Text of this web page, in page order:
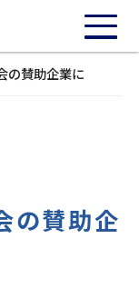
の賛助企業に
の賛助企